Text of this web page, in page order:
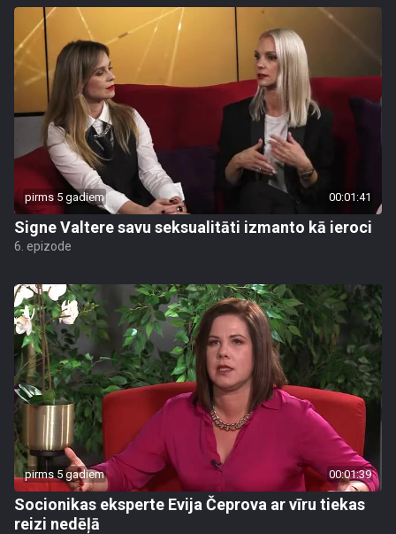
pirms 5 gadiem 00:01:41
Signe Valtere savu seksualitāti izmanto kā ieroci
6. epizode
pirms 5 gadiem 00:01:39
Socionikas eksperte Evija Čeprova ar vīru tiekas
reizi nedēļā